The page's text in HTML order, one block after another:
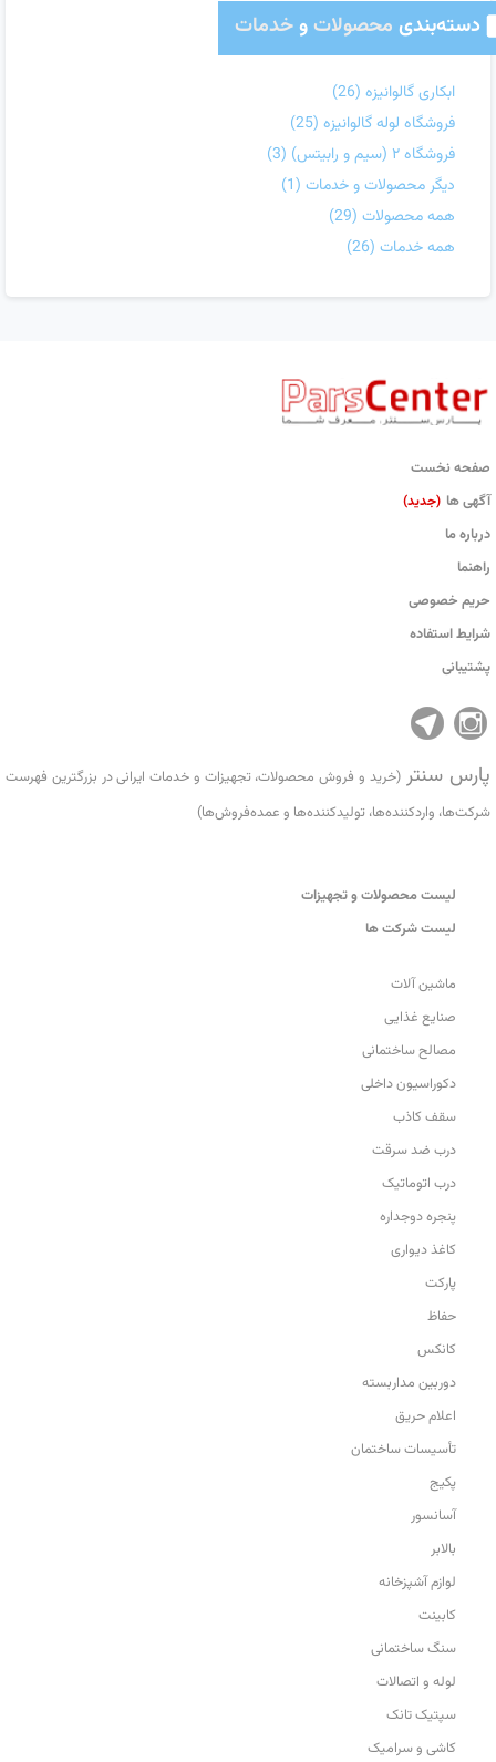
دسته‌بندی محصولاتوخدمات
ابکاری گالوانیزه (26)
فروشگاه لوله گالوانیزه (25)
فروشگاه ۲ (سیم و رابیتس)
(3)
دیگر محصولات و خدمات (1)
همه محصولات (29)
همه خدمات (26)
صفحه نخست
آگهی ها (جدید)
درباره ما
راهنما
حریم خصوصی
شرایط استفاده
پشتیبانی
پارس سنتر(خرید و فروش محصولات، تجهیزات و خدمات ایرانی در بزرگترین فهرست
شرکت‌ها، واردکننده‌ها، تولید‌کننده‌ها و عمده‌فروش‌ها)
لیست محصولات و تجهیزات
لیست شرکت ها
ماشین آلات
صنایع غذایی
مصالح ساختمانی
دکوراسیون داخلی
سقف کاذب
درب ضد سرقت
درب اتوماتیک
پنجره دوجداره
کاغذ دیواری
پارکت
حفاظ
کانکس
دوربین مداربسته
اعلام حریق
تأسیسات ساختمان
پکیج
آسانسور
بالابر
لوازم آشپزخانه
کابینت
سنگ ساختمانی
لوله و اتصالات
سپتیک تانک
کاشی و سرامیک